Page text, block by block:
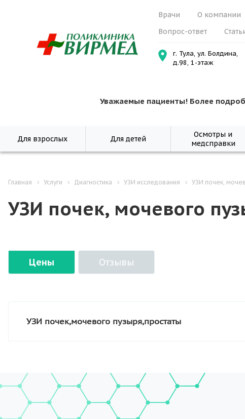
Врачи О компании
Вопрос-ответ
г. Тула, ул. Болдина,
д.98, 1-этаж
Уважаемые пациенты! Более
Для взрослых Для детей
Осмотры и
медсправки
Главная Услуги Диагностика УЗИ исследования УЗИ почек,
УЗИ почек, мочевого
Цены Отзывы
УЗИ почек,мочевого пузыря,простаты